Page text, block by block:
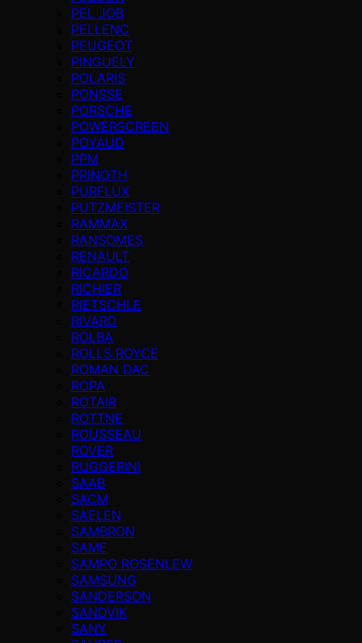
PEL JOB
PELLENC
PEUGEOT
PINGUELY
POLARIS
PONSSE
PORSCHE
POWERSCREEN
POYAUD
PPM
PRINOTH
PURFLUX
PUTZMEISTER
RAMMAX
RANSOMES
RENAULT
RICARDO
RICHIER
RIETSCHLE
RIVARD
ROLBA
ROLLS ROYCE
ROMAN DAC
ROPA
ROTAIR
ROTTNE
ROUSSEAU
ROVER
RUGGERINI
SAAB
SACM
SAELEN
SAMBRON
SAME
SAMPO ROSENLEW
SAMSUNG
SANDERSON
SANDVIK
SANY